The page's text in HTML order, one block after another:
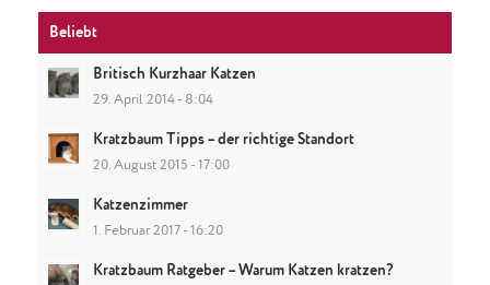
Beliebt
Britisch Kurzhaar Katzen
29. April 2014 - 8:04
Kratzbaum Tipps – der richtige Standort
20. August 2015 - 17:00
Katzenzimmer
1. Februar 2017 - 16:20
Kratzbaum Ratgeber – Warum Katzen kratzen?